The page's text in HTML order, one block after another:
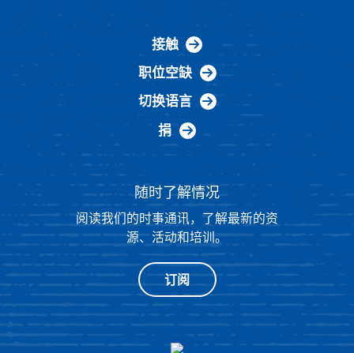
接触
职位空缺
切换语言
捐
随时了解情况
阅读我们的时事通讯，了解最新的资
源、活动和培训。
订阅